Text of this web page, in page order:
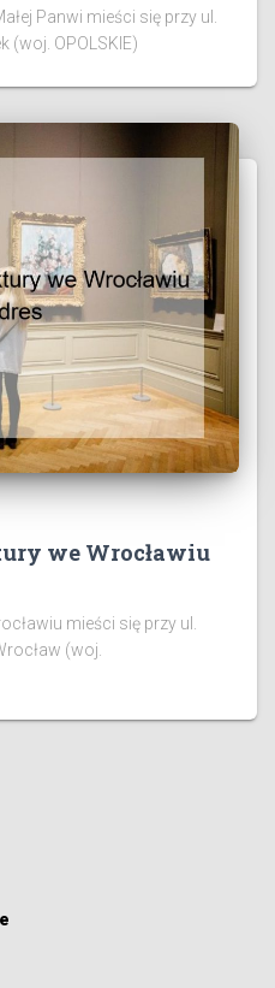
Panwi mieści się przy ul.
(woj. OPOLSKIE)
we Wrocławiu
mieści się przy ul.
(woj.